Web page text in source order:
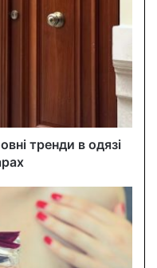
тренди в одязі